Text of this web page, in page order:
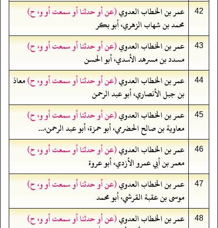
42 عمر بن الخطاب العدوي(عن أو حدثنا أو سمعت أو و، ح)
محمد بن شهاب الزهري، أبو بكر
43 عمر بن الخطاب العدوي(عن أو حدثنا أو سمعت أو و، ح)
مسدد بن مسرهد الأسدي، أبو الحسن
44 عمر بن الخطاب العدوي(عن أو حدثنا أو سمعت أو و، ح)معاذ
بن جبل الأنصاري، أبو عبد الرحمن
45 عمر بن الخطاب العدوي(عن أو حدثنا أو سمعت أو و، ح)
معاوية بن صالح الحضرمي، أبو حمزة، أبو عبد الرحمن،...
46 عمر بن الخطاب العدوي(عن أو حدثنا أو سمعت أو و، ح)
معمر بن أبي عمرو الأزدي، أبو عروة
47 عمر بن الخطاب العدوي(عن أو حدثنا أو سمعت أو و، ح)
موسى بن عقبة القرشي، أبو محمد
48 عمر بن الخطاب العدوي(عن أو حدثنا أو سمعت أو و، ح)